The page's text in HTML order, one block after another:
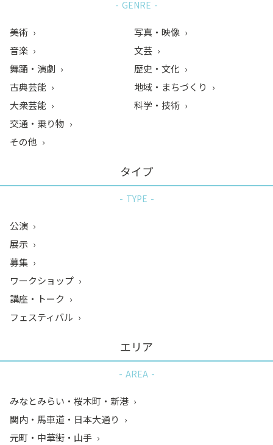
GENRE
美術
音楽
舞踊・演劇
古典芸能
大衆芸能
写真・映像
文芸
歴史・文化
地域・まちづくり
科学・技術
交通・乗り物
その他
タイプ
TYPE
公演
展示
募集
ワークショップ
講座・トーク
フェスティバル
エリア
AREA
みなとみらい・桜木町・新港
関内・馬車道・日本大通り
元町・中華街・山手